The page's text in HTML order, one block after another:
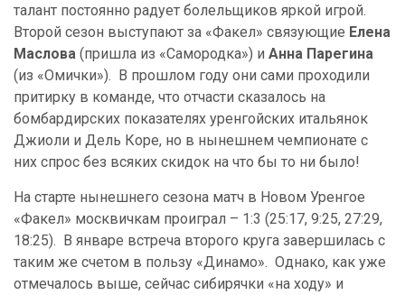
талант постоянно радует болельщиков яркой игрой.
Второй сезон выступают за «Факел» связующие Елена
Маслова (пришла из «Самородка») и Анна Парегина
(из «Омички»). В прошлом году они сами проходили
притирку в команде, что отчасти сказалось на
бомбардирских показателях уренгойских итальянок
Джиоли и Дель Коре, но в нынешнем чемпионате с
них спрос без всяких скидок на что бы то ни было!
На старте нынешнего сезона матч в Новом Уренгое
«Факел» москвичкам проиграл – 1:3 (25:17, 9:25, 27:29,
18:25). В январе встреча второго круга завершилась с
таким же счетом в пользу «Динамо». Однако, как уже
отмечалось выше, сейчас сибирячки «на ходу» и